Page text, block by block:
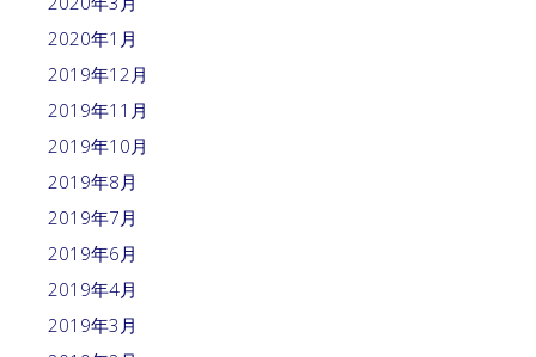
2020年1月
2019年12月
2019年11月
2019年10月
2019年8月
2019年7月
2019年6月
2019年4月
2019年3月